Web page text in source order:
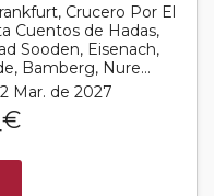
Crucero Por El
Cuentos de Hadas,
Sooden, Eisenach,
Bamberg, Nure...
Mar. de 2027
€